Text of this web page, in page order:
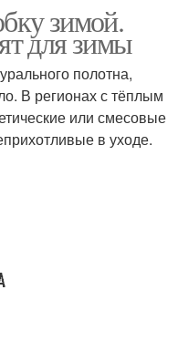
Юбка с пуховиком
Пуховик под юбку
зимой.
для зимы
полотна,
В регионах с тёплым
или смесовые
в уходе.